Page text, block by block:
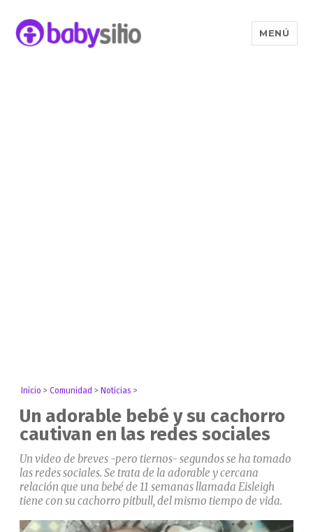
MENÚ
Inicio >Comunidad > Noticias >
Un adorable bebé y su cachorro
cautivan en las redes sociales
Un video de breves -pero tiernos- segundos se ha tomado
las redes sociales. Se trata de la adorable y cercana
relación que una bebé de 11 semanas llamada Eisleigh
tiene con su cachorro pitbull, del mismo tiempo de vida.